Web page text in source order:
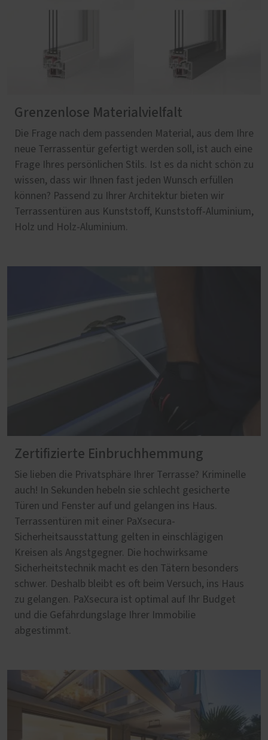
Grenzenlose Materialvielfalt
Die Frage nach dem passenden Material, aus dem Ihre
neue Terrassentür gefertigt werden soll, ist auch eine
Frage Ihres persönlichen Stils. Ist es da nicht schön zu
wissen, dass wir Ihnen fast jeden Wunsch erfüllen
können? Passend zu Ihrer Architektur bieten wir
Terrassentüren aus Kunststoff, Kunststoff-Aluminium,
Holz und Holz-Aluminium.
Zertifizierte Einbruchhemmung
Sie lieben die Privatsphäre Ihrer Terrasse? Kriminelle
auch! In Sekunden hebeln sie schlecht gesicherte
Türen und Fenster auf und gelangen ins Haus.
Terrassentüren mit einer PaXsecura-
Sicherheitsausstattung gelten in einschlägigen
Kreisen als Angstgegner. Die hochwirksame
Sicherheitstechnik macht es den Tätern besonders
schwer. Deshalb bleibt es oft beim Versuch, ins Haus
zu gelangen. PaXsecura ist optimal auf Ihr Budget
und die Gefährdungslage Ihrer Immobilie
abgestimmt.